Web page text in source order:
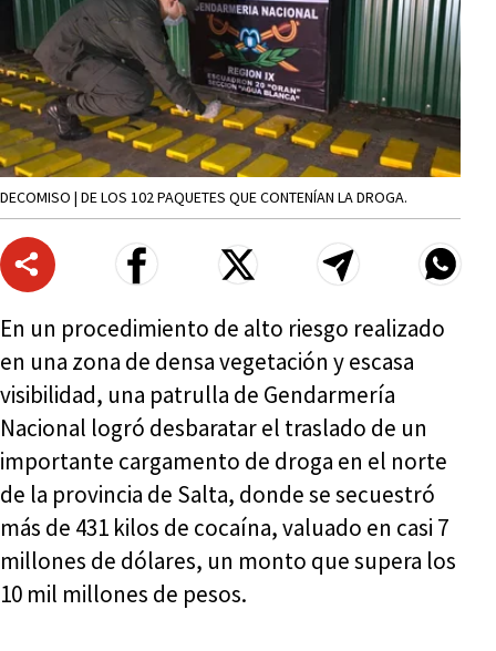
DECOMISO | DE LOS 102 PAQUETES QUE CONTENÍAN LA DROGA.
En un procedimiento de alto riesgo realizado
en una zona de densa vegetación y escasa
visibilidad, una patrulla de Gendarmería
Nacional logró desbaratar el traslado de un
importante cargamento de droga en el norte
de la provincia de Salta, donde se secuestró
más de 431 kilos de cocaína, valuado en casi 7
millones de dólares, un monto que supera los
10 mil millones de pesos.